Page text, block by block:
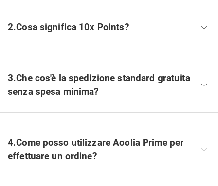
2.Cosa significa 10x Points?
riceverai 1000 punti, che equivale a 10€ per il tuo prossimo
acquisto.
3.Che cos'è la spedizione standard gratuita
senza spesa minima?
4.Come posso utilizzare Aoolia Prime per
effettuare un ordine?